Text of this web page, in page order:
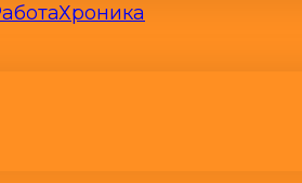
Хроника